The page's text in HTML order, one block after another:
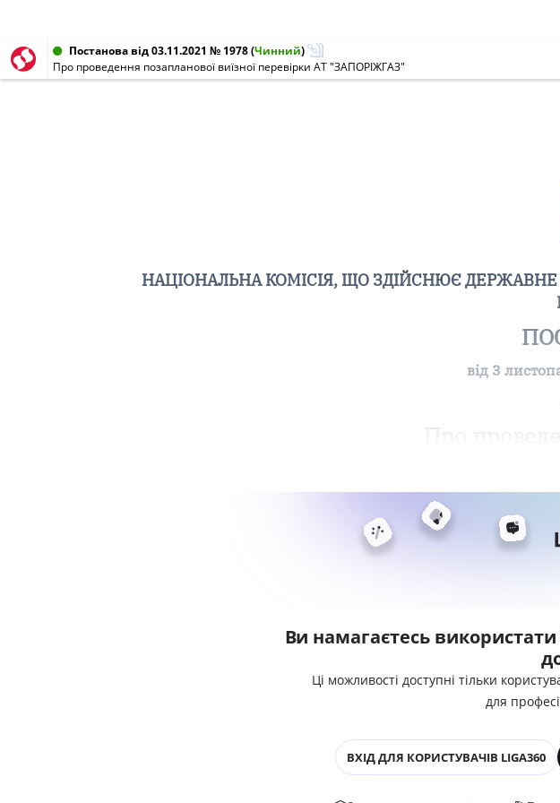
Постанова від 03.11.2021 № 1978(Чинний)
Про проведення позапланової виїзної перевірки АТ "ЗАПОРІЖГАЗ"
НАЦІОНАЛЬНА КОМІСІЯ, ЩО ЗДІЙСНЮЄ
від 3
Ви намагаєтесь
Ці можливості доступні тільки
для
ВХІД ДЛЯ КОРИСТУВАЧІВ LIGA360